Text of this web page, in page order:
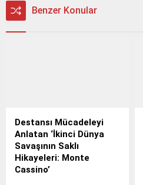
Benzer Konular
Destansı Mücadeleyi
Anlatan ‘İkinci Dünya
Savaşının Saklı
Hikayeleri: Monte
Cassino’